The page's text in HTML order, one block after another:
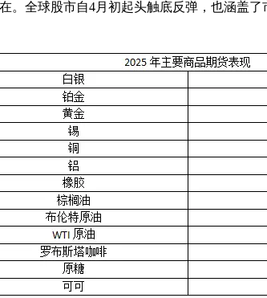
。全球股市自4月初起头触底反弹，也涵盖